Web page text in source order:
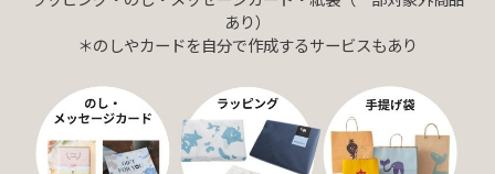
あり）
＊のしやカードを自分で作成するサービスもあり